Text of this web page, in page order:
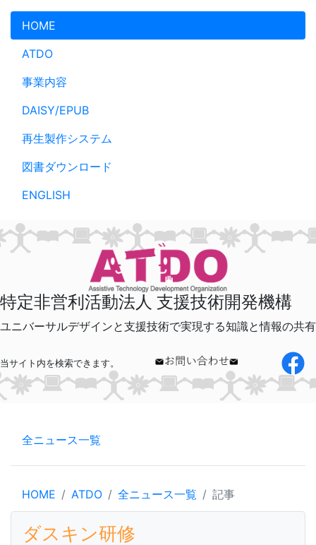
メインコンテンツへスキップ
HOME
ATDO
事業内容
DAISY/EPUB
再生製作システム
図書ダウンロード
ENGLISH
特定非営利活動法人 支援技術開発機構
ユニバーサルデザインと支援技術で実現する知識と情報の共有
当サイト内を検索できます。
全ニュース一覧
HOME ATDO 全ニュース一覧 記事
ダスキン研修